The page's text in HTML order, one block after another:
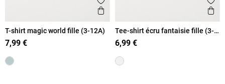
Ajouter aux favoris
Aperçu rapide
T-shirt magic world fille (3-12A)
7,99 €
Tee-shirt écru fantaisie fille (3-
12A)
6,99 €